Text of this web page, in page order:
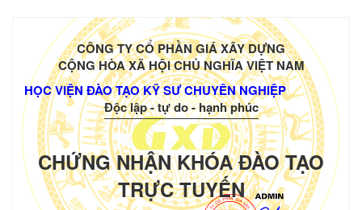
CÔNG TY CỔ PHẦN GIÁ XÂY DỰNG
CỘNG HÒA XÃ HỘI CHỦ NGHĨA VIỆT NAM
HỌC VIỆN ĐÀO TẠO KỸ SƯ CHUYÊN NGHIỆP
Độc lập - tự do - hạnh phúc
CHỨNG NHẬN KHÓA ĐÀO TẠO
TRỰC TUYẾN